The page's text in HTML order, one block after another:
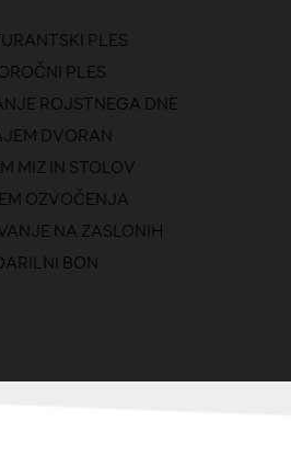
PLES
PLES
ROJSTNEGA DNE
DVORAN
MIZ IN STOLOV
OZVOČENJA
NA ZASLONIH
BON